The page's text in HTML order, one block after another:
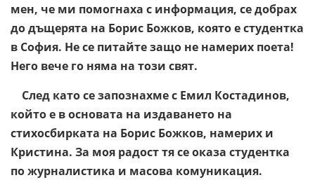
мен, че ми помогнаха с информация, се добрах
до дъщерята на Борис Божков, която е студентка
в София. Не се питайте защо не намерих поета!
Него вече го няма на този свят.
След като се запознахме с Емил Костадинов,
който е в основата на издаването на
стихосбирката на Борис Божков, намерих и
Кристина. За моя радост тя се оказа студентка
по журналистика и масова комуникация.